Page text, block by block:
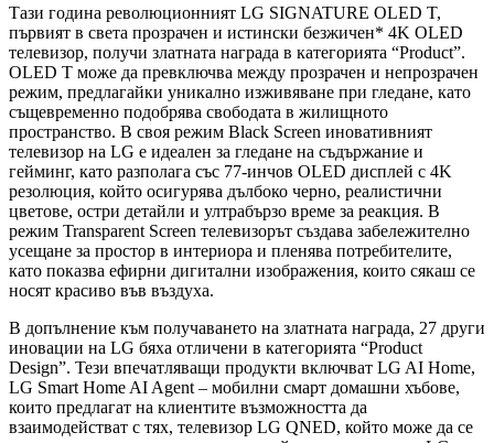
Тази година революционният LG SIGNATURE OLED T,
първият в света прозрачен и истински безжичен* 4K OLED
телевизор, получи златната награда в категорията “Product”.
OLED T може да превключва между прозрачен и непрозрачен
режим, предлагайки уникално изживяване при гледане, като
същевременно подобрява свободата в жилищното
пространство. В своя режим Black Screen иновативният
телевизор на LG е идеален за гледане на съдържание и
гейминг, като разполага със 77-инчов OLED дисплей с 4K
резолюция, който осигурява дълбоко черно, реалистични
цветове, остри детайли и ултрабързо време за реакция. В
режим Transparent Screen телевизорът създава забележително
усещане за простор в интериора и пленява потребителите,
като показва ефирни дигитални изображения, които сякаш се
носят красиво във въздуха.
В допълнение към получаването на златната награда, 27 други
иновации на LG бяха отличени в категорията “Product
Design”. Тези впечатляващи продукти включват LG AI Home,
LG Smart Home AI Agent – мобилни смарт домашни хъбове,
които предлагат на клиентите възможността да
взаимодействат с тях, телевизор LG QNED, който може да се